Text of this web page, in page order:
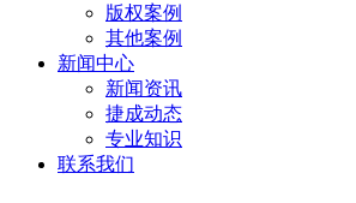
版权案例
其他案例
新闻中心
新闻资讯
捷成动态
专业知识
联系我们